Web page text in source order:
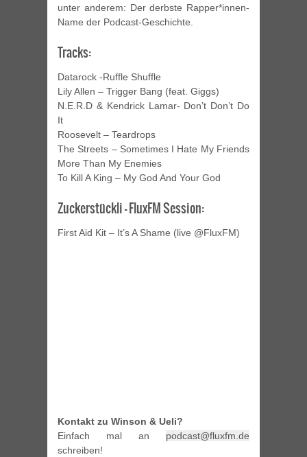
unter anderem: Der derbste Rapper*innen-
Name der Podcast-Geschichte.
Tracks:
Datarock -Ruffle Shuffle
Lily Allen – Trigger Bang (feat. Giggs)
N.E.R.D & Kendrick Lamar- Don’t Don’t Do
It
Roosevelt – Teardrops
The Streets – Sometimes I Hate My Friends
More Than My Enemies
To Kill A King – My God And Your God
Zuckerstückli – FluxFM Session:
First Aid Kit – It’s A Shame (live @FluxFM)
Kontakt zu Winson & Ueli?
Einfach mal an podcast@fluxfm.de
schreiben!